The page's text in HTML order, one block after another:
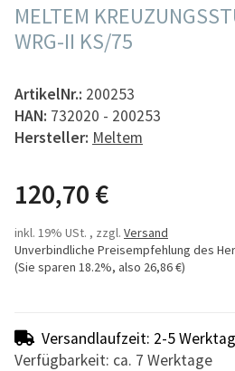
MELTEM
WRG-II KS/75
ArtikelNr.: 200253
HAN: 732020 - 200253
Hersteller: Meltem
120,70 €
inkl. 19% USt. , zzgl. Versand
Unverbindliche Preisempfehlung des
(Sie sparen 18.2%, also 26,86 €)
Versandlaufzeit: 2-5
Verfügbarkeit: ca. 7 Werktage